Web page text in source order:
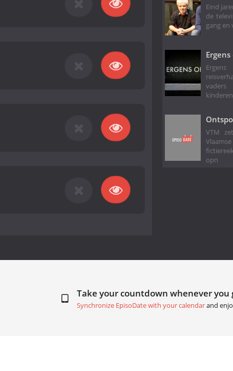
Eind
de
gang
vaders
kinderen
VTM
opn
Take your countdown whenever you
Synchronize EpisoDate with your calendarand